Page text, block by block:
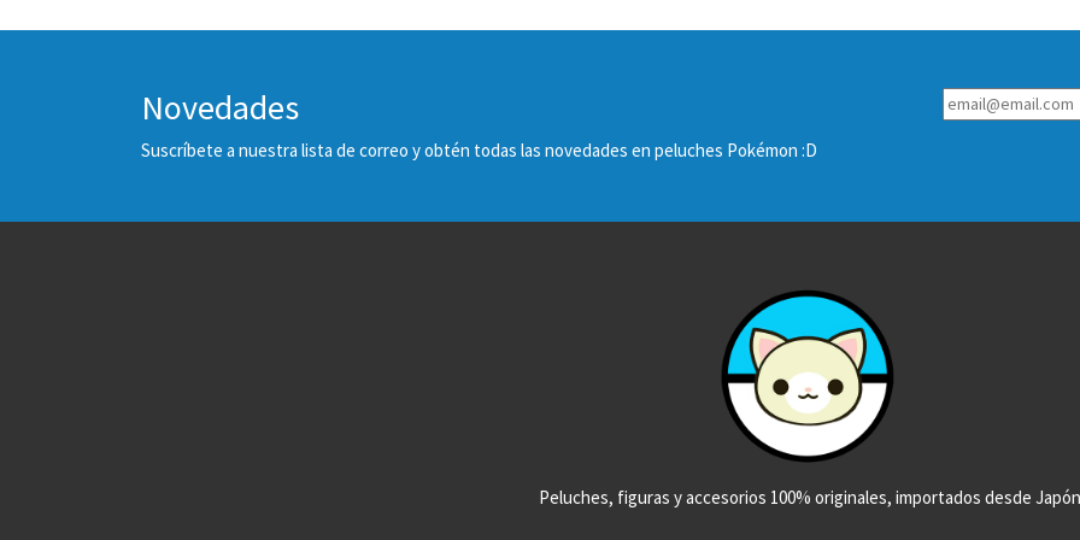
Novedades
Suscríbete a nuestra lista de correo y obtén todas las novedades en peluches Pokémon :D
Peluches, figuras y accesorios 100% originales, importados desde Japón